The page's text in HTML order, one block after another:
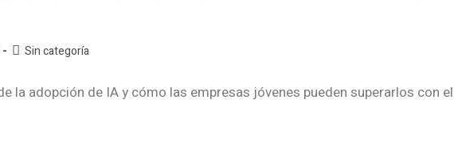
Sin categoría
la adopción de IA y cómo las empresas jóvenes pueden superarlos con el